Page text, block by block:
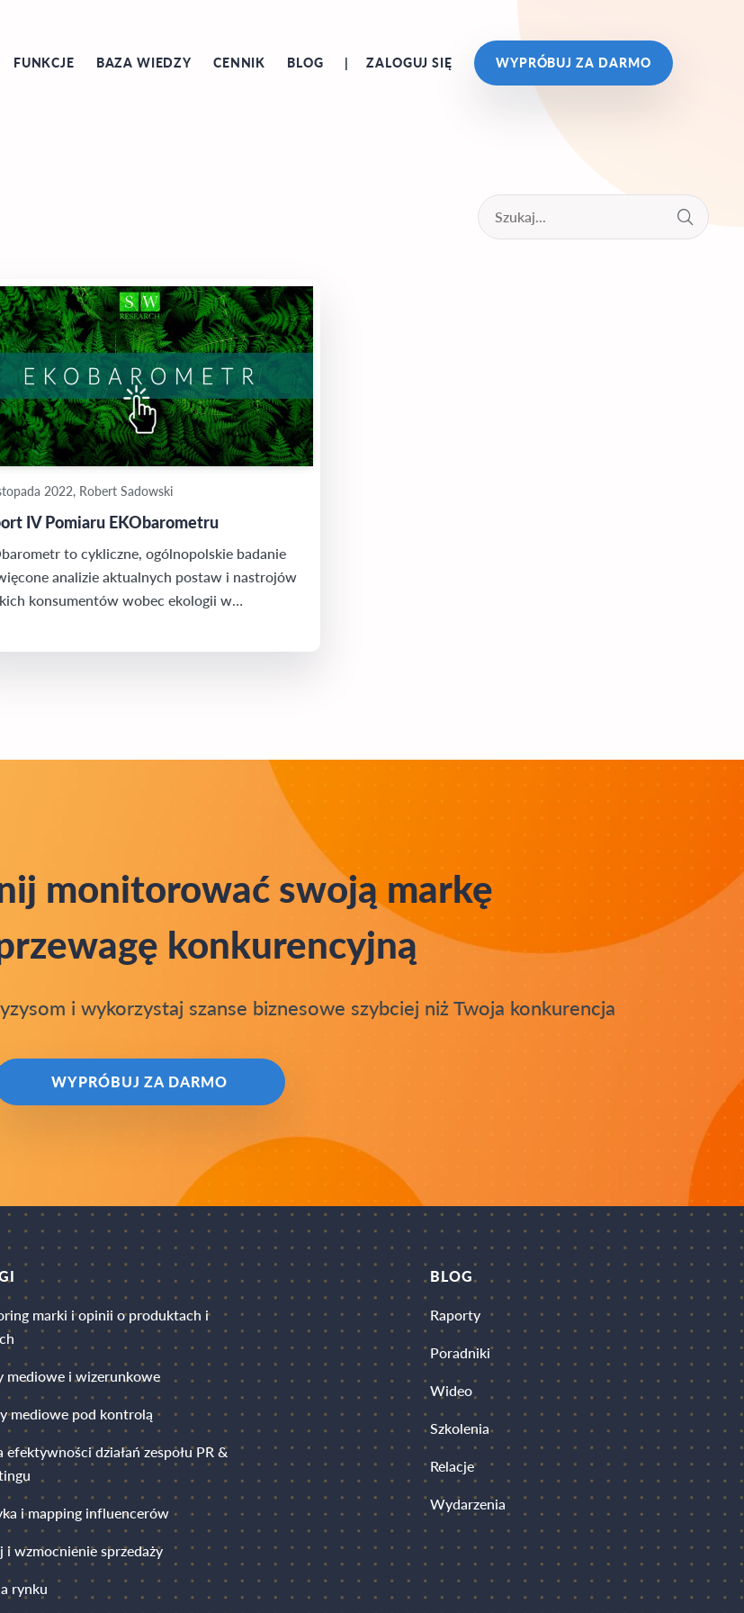
FUNKCJE BAZA WIEDZY CENNIK BLOG ZALOGUJ SIĘ WYPRÓBUJ ZA DARMO
2022, Robert Sadowski
IV Pomiaru EKObarometru
to cykliczne, ogólnopolskie badanie
analizie aktualnych postaw i nastrojów
konsumentów wobec ekologii w
monitorować swoją markę
konkurencyjną
i wykorzystaj szanse biznesowe szybciej niż Twoja konkurencja
WYPRÓBUJ ZA DARMO
marki i opinii o produktach i
mediowe i wizerunkowe
mediowe pod kontrolą
efektywności działań zespołu PR &
i mapping influencerów
i wzmocnienie sprzedaży
rynku
BLOG
Raporty
Poradniki
Wideo
Szkolenia
Relacje
Wydarzenia